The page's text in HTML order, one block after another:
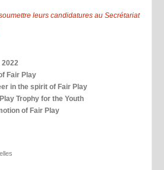
leurs candidatures au Secrétariat
2022
Fair Play
in the spirit of Fair Play
Trophy for the Youth
of Fair Play